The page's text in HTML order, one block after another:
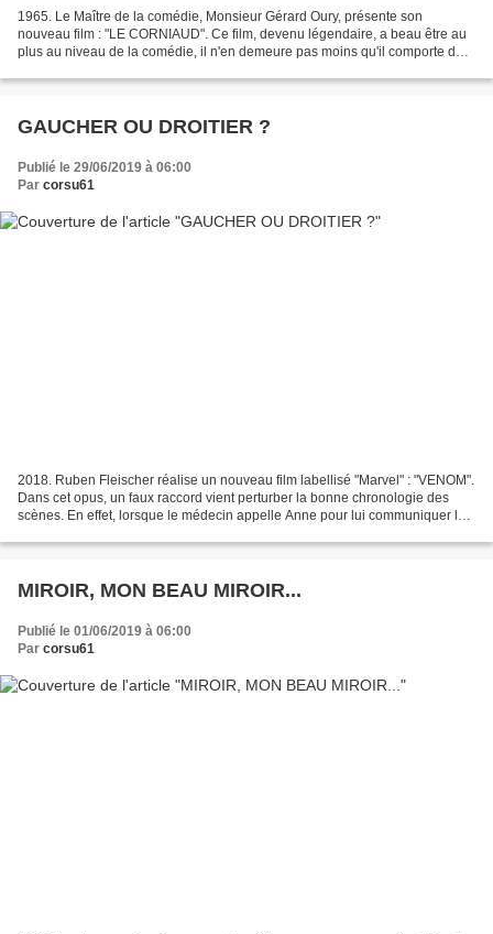
1965. Le Maître de la comédie, Monsieur Gérard Oury, présente son
nouveau film : "LE CORNIAUD". Ce film, devenu légendaire, a beau être au
plus au niveau de la comédie, il n'en demeure pas moins qu'il comporte des
GAUCHER OU DROITIER ?
Publié le 29/06/2019 à 06:00
Par corsu61
2018. Ruben Fleischer réalise un nouveau film labellisé "Marvel" : "VENOM".
Dans cet opus, un faux raccord vient perturber la bonne chronologie des
scènes. En effet, lorsque le médecin appelle Anne pour lui communiquer les
MIROIR, MON BEAU MIROIR...
Publié le 01/06/2019 à 06:00
Par corsu61